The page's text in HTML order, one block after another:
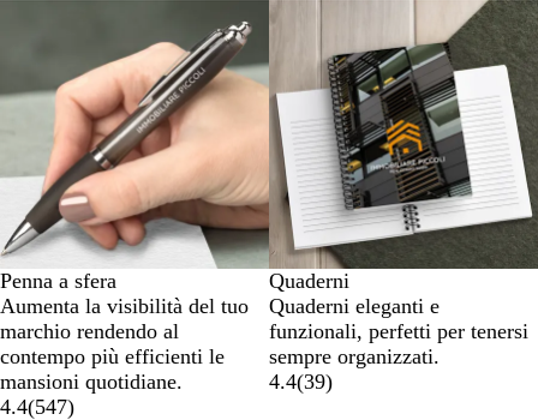
Penna a sfera
Aumenta la visibilità del tuo
marchio rendendo al
contempo più efficienti le
mansioni quotidiane.
4.4(547)
Quaderni
Quaderni eleganti e
funzionali, perfetti per tenersi
sempre organizzati.
4.4(39)